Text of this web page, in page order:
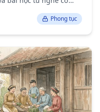
Phong tục